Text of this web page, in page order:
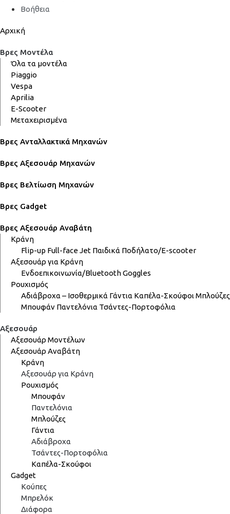
Βοήθεια
Αρχική
Βρες Μοντέλα
Όλα τα μοντέλα
Piaggio
Vespa
Aprilia
E-Scooter
Μεταχειρισμένα
Βρες Ανταλλακτικά Μηχανών
Βρες Αξεσουάρ Μηχανών
Βρες Βελτίωση Μηχανών
Βρες Gadget
Βρες Αξεσουάρ Αναβάτη
Κράνη
Flip-up Full-faceJet Παιδικά Ποδήλατο/E-scooter
Αξεσουάρ για Κράνη
Ενδοεπικοινωνία/BluetoothGoggles
Ρουχισμός
Αδιάβροχα – Ισοθερμικά Γάντια Καπέλα-Σκούφοι Μπλούζες
Μπουφάν Παντελόνια Τσάντες-Πορτοφόλια
Αξεσουάρ
Αξεσουάρ Μοντέλων
Αξεσουάρ Αναβάτη
Κράνη
Αξεσουάρ για Κράνη
Ρουχισμός
Μπουφάν
Παντελόνια
Μπλούζες
Γάντια
Αδιάβροχα
Τσάντες-Πορτοφόλια
Καπέλα-Σκούφοι
Gadget
Κούπες
Μπρελόκ
Διάφορα